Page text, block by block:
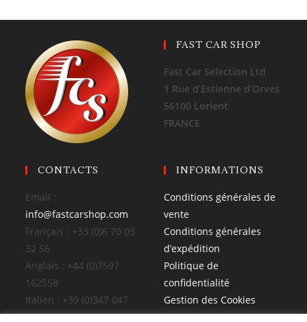
FAST CAR SHOP
Fast Car Selection Ltd
1 Rue d’Estienne d’Orves
56100 Lorient
FRANCE
CONTACTS
Email :
info@fastcarshop.com
Français : +33 (0)6 70 05
32 56
Anglais : +44 (0)7597
162558
Italien : +39 (0)347 047
4026
INFORMATIONS
Conditions générales de
vente
Conditions générales
d’expédition
Politique de
confidentialité
Gestion des Cookies